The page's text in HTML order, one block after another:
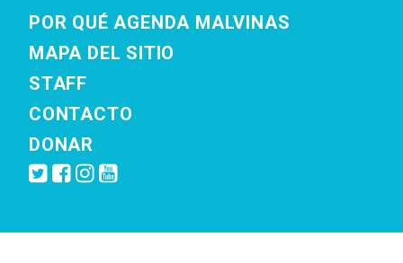
POR QUÉ AGENDA MALVINAS
MAPA DEL SITIO
STAFF
CONTACTO
DONAR